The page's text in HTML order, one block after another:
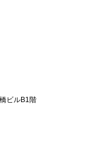
ビルB1階